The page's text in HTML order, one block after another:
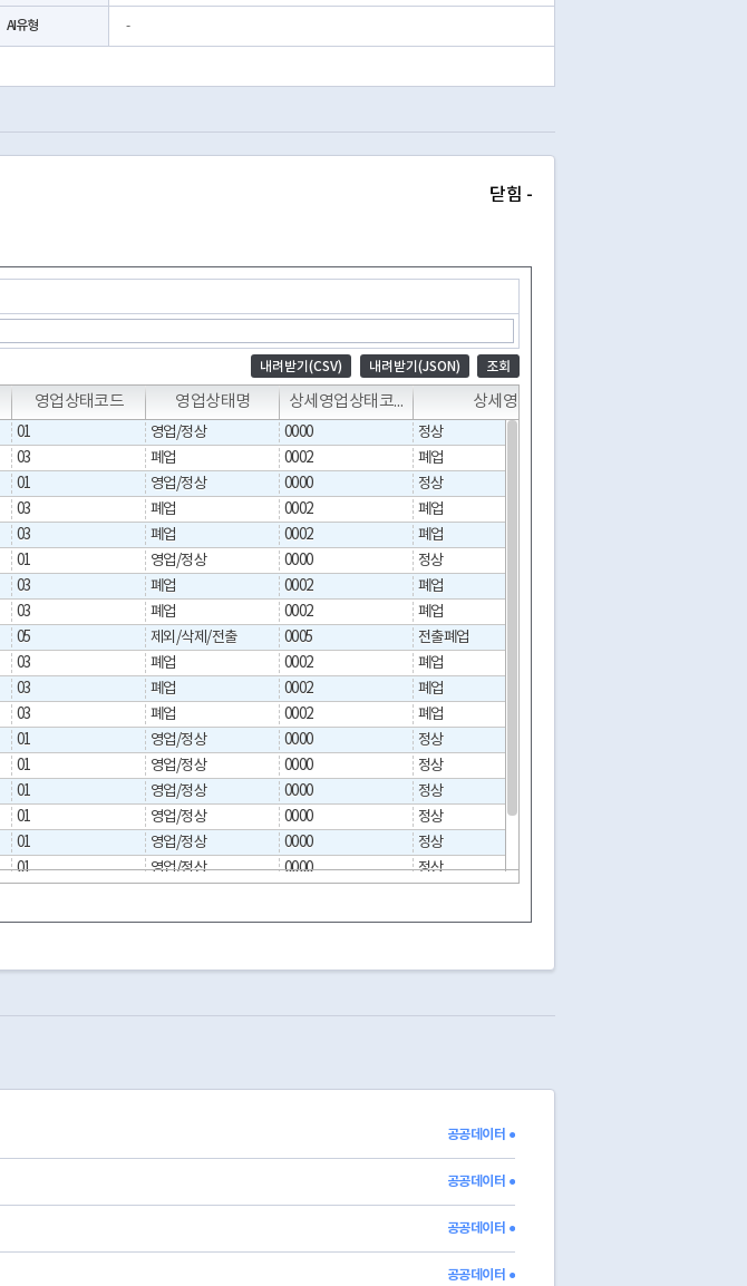
AI유형 -
닫힘 -
내려받기(CSV) 내려받기(JSON) 조회
영업상태코드 영업상태명 상세영업상태코드 상세영업상태명
T
01 영업/정상 0000
정상
03 폐업 0002 폐업
01 영업/정상 0000
정상
03 폐업 0002 폐업
03 폐업 0002 폐업
01 영업/정상 0000
정상
03 폐업 0002 폐업
03 폐업 0002 폐업
05 제외/삭제/전출 0005 전출폐업
03 폐업 0002 폐업
03 폐업 0002 폐업
03 폐업 0002 폐업
01 영업/정상 0000
정상
01 영업/정상 0000
정상
01 영업/정상 0000
정상
01 영업/정상 0000
정상
01 영업/정상 0000
정상
01 영업/정상 0000
정상
01 영업/정상 0000 정상
공공데이터 ●
공공데이터 ●
공공데이터 ●
공공데이터 ●